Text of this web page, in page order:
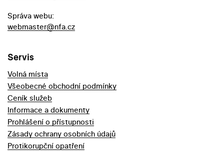
Správa webu:
webmaster@nfa.cz
Servis
Volná místa
Všeobecné obchodní podmínky
Ceník služeb
Informace a dokumenty
Prohlášení o přístupnosti
Zásady ochrany osobních údajů
Protikorupční opatření